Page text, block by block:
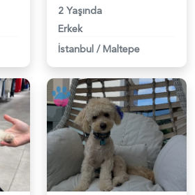
2 Yaşında
Erkek
İstanbul / Maltepe